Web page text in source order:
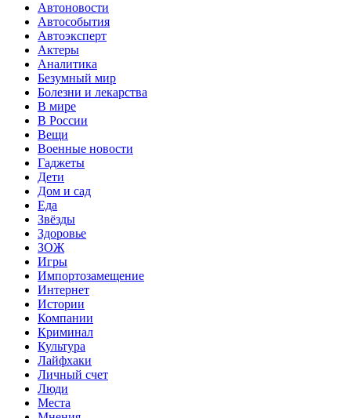
Автоновости
Автособытия
Автоэксперт
Актеры
Аналитика
Безумный мир
Болезни и лекарства
В мире
В России
Вещи
Военные новости
Гаджеты
Дети
Дом и сад
Еда
Звёзды
Здоровье
ЗОЖ
Игры
Импортозамещение
Интернет
Истории
Компании
Криминал
Культура
Лайфхаки
Личный счет
Люди
Места